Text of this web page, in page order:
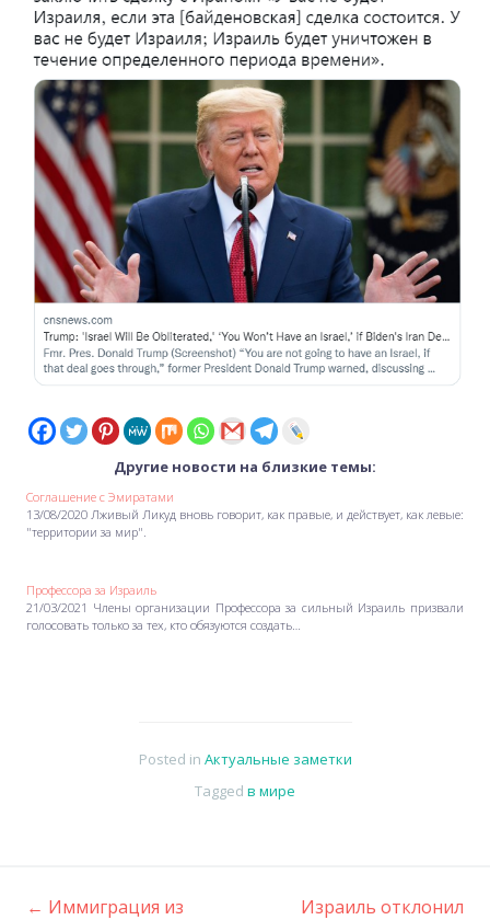
Другие новости на близкие темы:
Соглашение с Эмиратами
13/08/2020 Лживый Ликуд вновь говорит, как правые, и действует, как левые:
"территории за мир".
Профессора за Израиль
21/03/2021 Члены организации Профессора за сильный Израиль призвали
голосовать только за тех, кто обязуются создать…
Posted in Актуальные заметки
Tagged в мире
← Иммиграция из
Израиль отклонил